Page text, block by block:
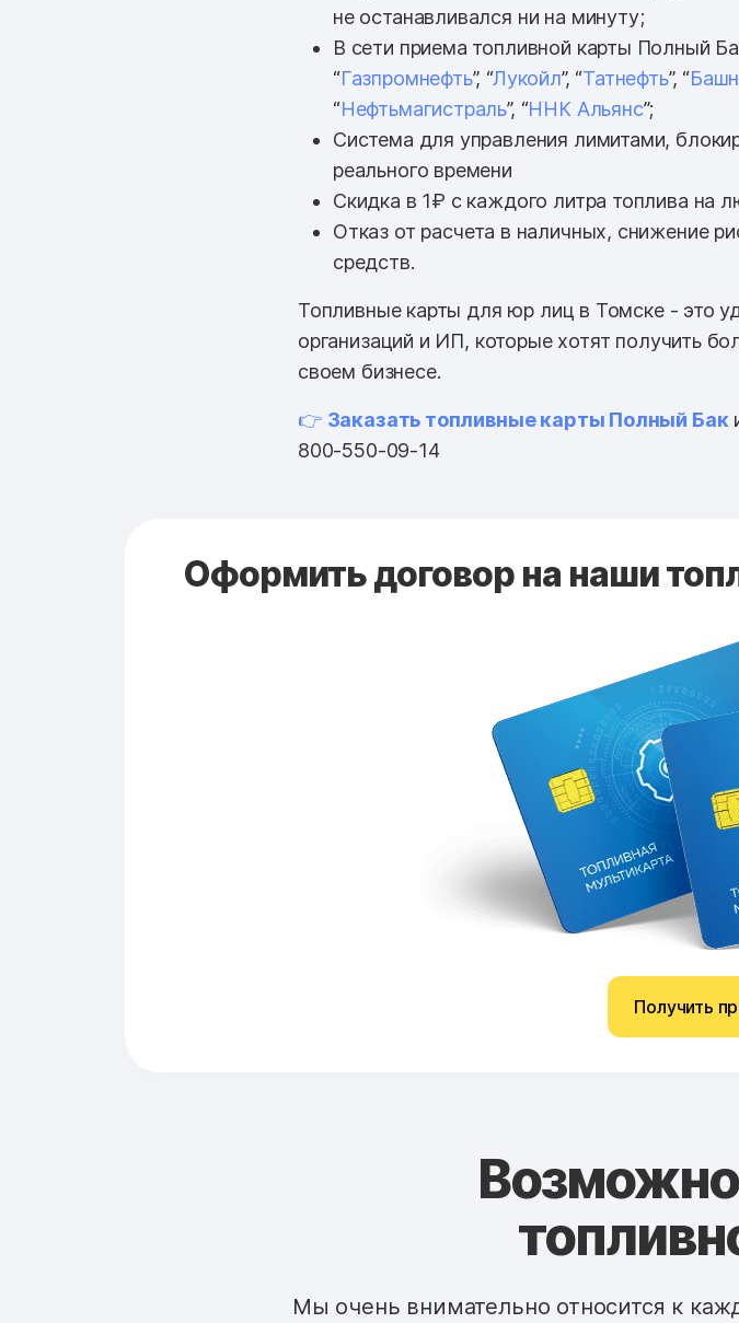
не останавливался ни на минуту;
В сети приема топливной карты Полный
“Газпромнефть”, “Лукойл”, “Татнефть”, “
“Нефтьмагистраль”, “ННК Альянс”;
Система для управления лимитами,
реального времени
Скидка в 1₽ с каждого литра топлива на
Отказ от расчета в наличных, снижение
средств.
Топливные карты для юр лиц в Томске - это
организаций и ИП, которые хотят получить
своем бизнесе.
👉 Заказать топливные карты Полный Бак
800-550-09-14
Оформить договор на наши
Получить
Мы очень внимательно относится к